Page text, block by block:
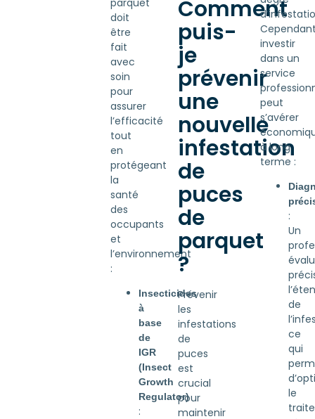
doit
être
fait
avec
soin
pour
assurer
l’efficacité
tout
en
protégeant
la
santé
des
occupants
et
l’environnement
:
Insecticides
à
base
de
IGR
(Insect
Growth
Regulator)
:
Comment
puis-
je
prévenir
une
nouvelle
infestation
de
puces
de
parquet
?
Prévenir
les
infestations
de
puces
est
crucial
pour
maintenir
investir
dans un
service
peut
s’avérer
à long
terme :
:
Un
de
ce
qui
le